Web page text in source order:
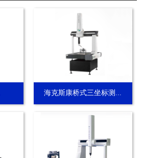
海克斯康桥式三坐标测...